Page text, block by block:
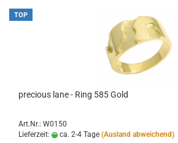
TOP
precious lane - Ring 585 Gold
Art.Nr.: W0150
Lieferzeit:
ca. 2-4 Tage (Ausland abweichend)